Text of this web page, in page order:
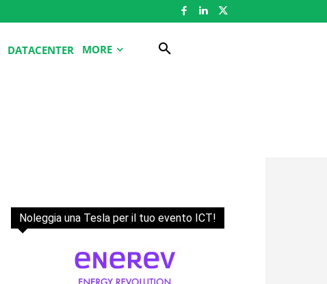
DATACENTER MORE
Noleggia una Tesla per il tuo evento ICT!